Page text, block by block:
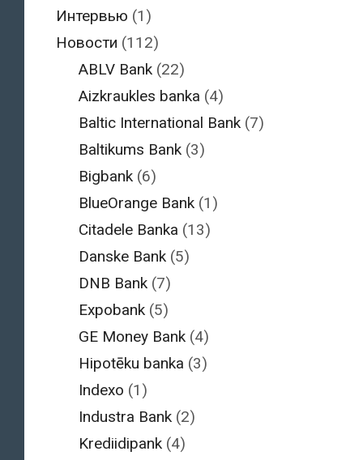
Интервью (1)
Новости (112)
ABLV Bank (22)
Aizkraukles banka (4)
Baltic International Bank (7)
Baltikums Bank (3)
Bigbank (6)
BlueOrange Bank (1)
Citadele Banka (13)
Danske Bank (5)
DNB Bank (7)
Expobank (5)
GE Money Bank (4)
Hipotēku banka (3)
Indexo (1)
Industra Bank (2)
Krediidipank (4)